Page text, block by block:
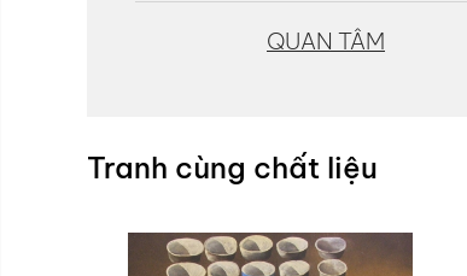
QUAN TÂM
Tranh cùng chất liệu